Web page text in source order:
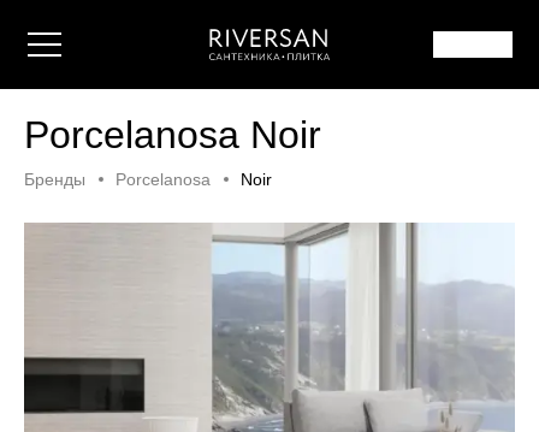
Porcelanosa Noir
Бренды Porcelanosa Noir